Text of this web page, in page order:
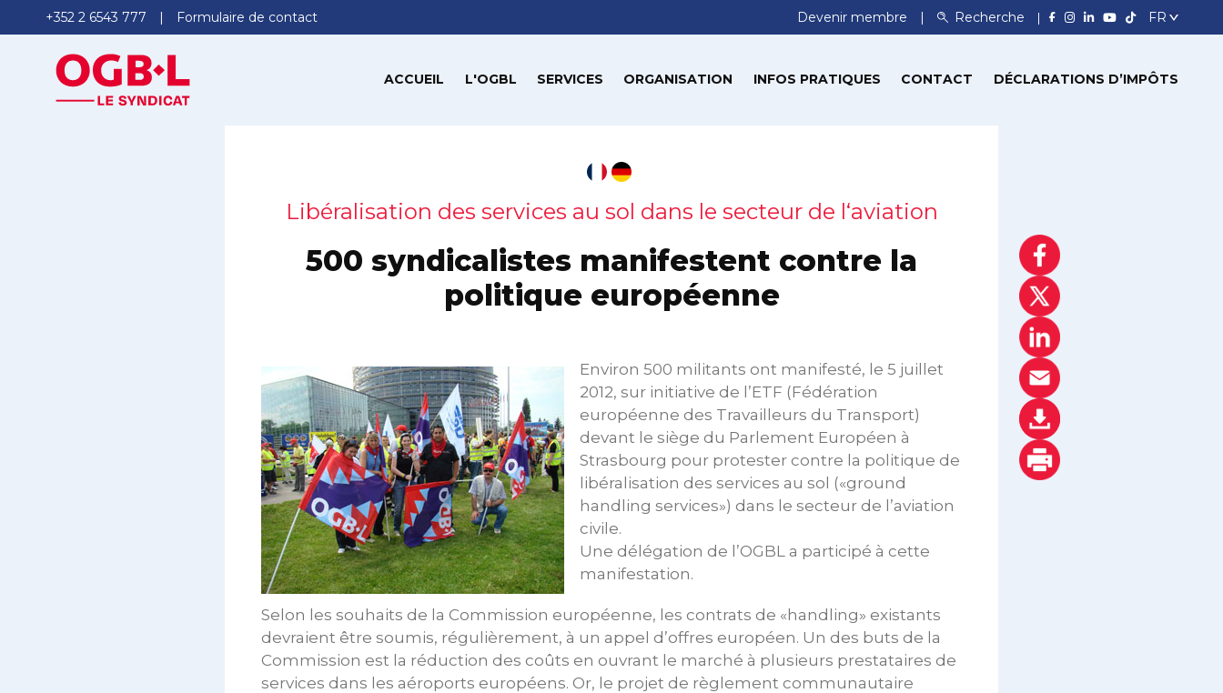
+352 2 6543 777 Formulaire de contact Devenir membre Recherche
ACCUEIL L'OGBL SERVICES ORGANISATION INFOS PRATIQUES CONTACT DÉCLARATIONS D’IMPÔTS
Libéralisation des services au sol dans le secteur de l‘aviation
500 syndicalistes manifestent contre la
politique européenne
Environ 500 militants ont manifesté, le 5 juillet
2012, sur initiative de l’ETF (Fédération
européenne des Travailleurs du Transport)
devant le siège du Parlement Européen à
Strasbourg pour protester contre la politique de
libéralisation des services au sol («ground
handling services») dans le secteur de l’aviation
civile.
Une délégation de l’OGBL a participé à cette
manifestation.
Selon les souhaits de la Commission européenne, les contrats de «handling» existants
devraient être soumis, régulièrement, à un appel d’offres européen. Un des buts de la
Commission est la réduction des coûts en ouvrant le marché à plusieurs prestataires de
services dans les aéroports européens. Or, le projet de règlement communautaire